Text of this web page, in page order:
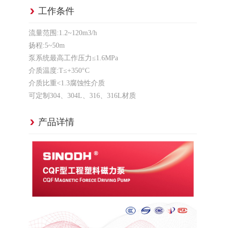
工作条件
流量范围:1.2~120m3/h
扬程:5~50m
泵系统最高工作压力≤1.6MPa
介质温度:T≤+350°C
介质比重<1.3腐蚀性介质
可定制304、304L、316、316L材质
产品详情